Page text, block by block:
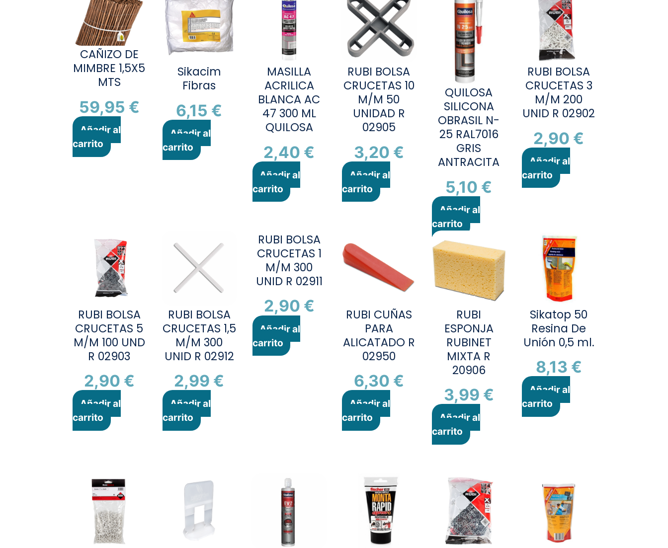
CAÑIZO DE
MIMBRE 1,5X5
MTS
59,95 €
Añadir al
carrito
Sikacim
Fibras
6,15 €
Añadir al
carrito
MASILLA
ACRILICA
BLANCA AC
47 300 ML
QUILOSA
2,40 €
Añadir al
carrito
RUBI BOLSA
CRUCETAS 10
M/M 50
UNIDAD R
02905
3,20 €
Añadir al
carrito
QUILOSA
SILICONA
OBRASIL N-
25 RAL7016
GRIS
ANTRACITA
5,10 €
Añadir al
carrito
RUBI BOLSA
CRUCETAS 3
M/M 200
UNID R 02902
2,90 €
Añadir al
carrito
RUBI BOLSA
CRUCETAS 5
M/M 100 UND
R 02903
2,90 €
Añadir al
carrito
RUBI BOLSA
CRUCETAS 1,5
M/M 300
UNID R 02912
2,99 €
Añadir al
carrito
RUBI BOLSA
CRUCETAS 1
M/M 300
UNID R 02911
2,90 €
Añadir al
carrito
RUBI CUÑAS
PARA
ALICATADO R
02950
6,30 €
Añadir al
carrito
RUBI
ESPONJA
RUBINET
MIXTA R
20906
3,99 €
Añadir al
carrito
Sikatop 50
Resina De
Unión 0,5 ml.
8,13 €
Añadir al
carrito